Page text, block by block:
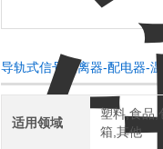
导轨式信号隔离器-配电器-
适用领域
塑料,食品,
箱,其他